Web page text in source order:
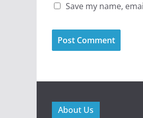
Save my name,
About Us